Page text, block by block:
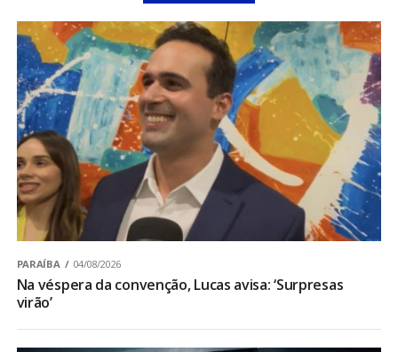
PARAÍBA 04/08/2026
Na véspera da convenção, Lucas avisa: ‘Surpresas
virão’